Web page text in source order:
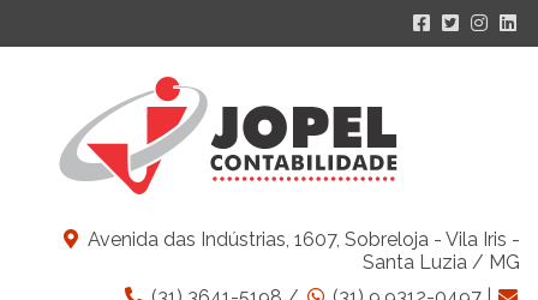
Avenida das Indústrias, 1607, Sobreloja - Vila Iris -
Santa Luzia / MG